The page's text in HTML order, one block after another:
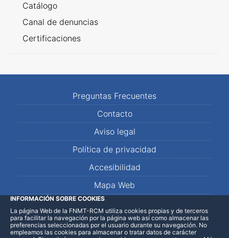
Catálogo
Canal de denuncias
Certificaciones
Preguntas Frecuentes
Contacto
Aviso legal
Política de privacidad
Accesibilidad
Mapa Web
LinkedInFacebookWhatsApp
INFORMACIÓN SOBRE COOKIES
La página Web de la FNMT-RCM utiliza cookies propias y de terceros
para facilitar la navegación por la página web así como almacenar las
preferencias seleccionadas por el usuario durante su navegación. No
empleamos las cookies para almacenar o tratar datos de carácter